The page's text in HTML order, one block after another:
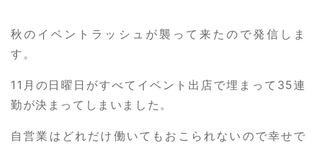
秋のイベントラッシュが襲って来たので発信しま
す。
11月の日曜日がすべてイベント出店で埋まって35連
勤が決まってしまいました。
自営業はどれだけ働いてもおこられないので幸せで